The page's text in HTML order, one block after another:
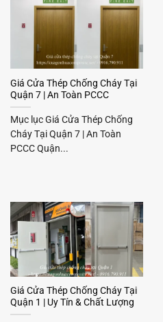
Giá Cửa Thép Chống Cháy Tại
Quận 7 | An Toàn PCCC
Mục lục Giá Cửa Thép Chống
Cháy Tại Quận 7 | An Toàn
PCCC Quận...
Giá Cửa Thép Chống Cháy Tại
Quận 1 | Uy Tín & Chất Lượng